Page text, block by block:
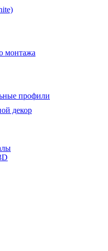
монтажа
профили
декор